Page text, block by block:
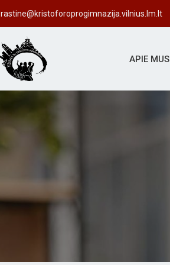
rastine@kristoforoprogimnazija.vilnius.lm.lt
APIE MUS